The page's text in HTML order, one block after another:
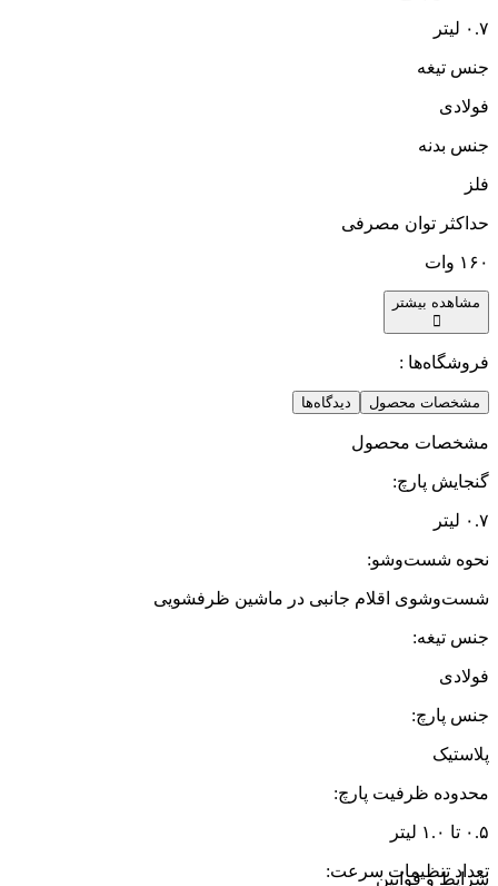
۰.۷ لیتر
جنس تیغه
فولادی
جنس بدنه ‏
فلز
حداکثر توان مصرفی
۱۶۰ وات
مشاهده بیشتر
فروشگاه‌ها :
مشخصات محصول دیدگاه‌ها
مشخصات محصول
گنجایش پارچ:
۰.۷ لیتر
نحوه شست‌وشو:
شست‌وشوی اقلام جانبی در ماشین ظرفشویی
جنس تیغه:
فولادی
جنس پارچ:
پلاستیک
محدوده ظرفیت پارچ:
۰.۵ تا ۱.۰ لیتر
تعداد تنظیمات سرعت: شرایط و قوانین